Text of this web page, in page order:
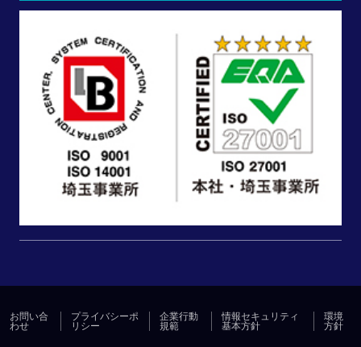
お問い合
わせ
プライバシーポ
リシー
企業行動
規範
情報セキュリティ
基本方針
環境
方針